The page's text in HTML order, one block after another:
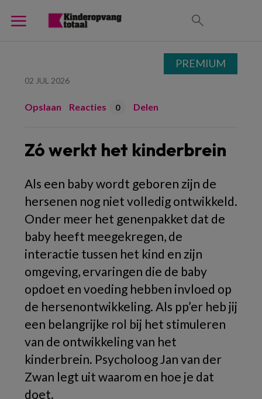
02 JUL 2026
Opslaan Reacties 0 Delen
Zó werkt het kinderbrein
Als een baby wordt geboren zijn de
hersenen nog niet volledig ontwikkeld.
Onder meer het genenpakket dat de
baby heeft meegekregen, de
interactie tussen het kind en zijn
omgeving, ervaringen die de baby
opdoet en voeding hebben invloed op
de hersenontwikkeling. Als pp’er heb jij
een belangrijke rol bij het stimuleren
van de ontwikkeling van het
kinderbrein. Psycholoog Jan van der
Zwan legt uit waarom en hoe je dat
doet.
PREMIUM